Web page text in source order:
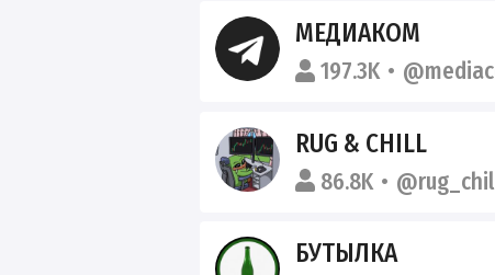
МЕДИАКОМ
197.3K
RUG & CHILL
86.8K
БУТЫЛКА